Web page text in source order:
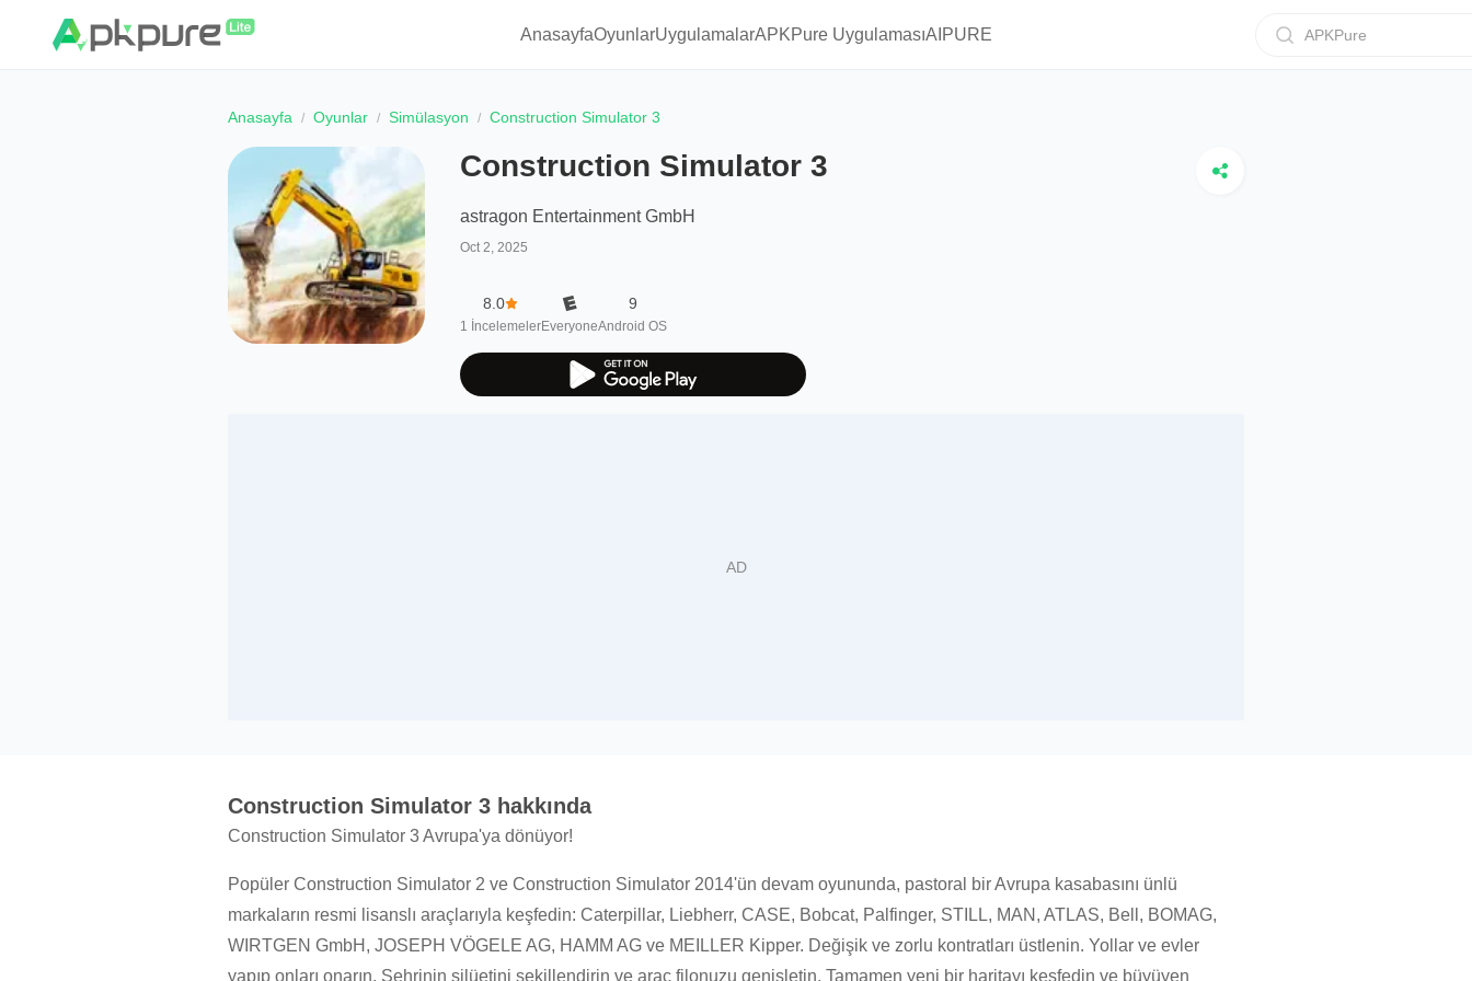
AnasayfaOyunlarUygulamalarAPKPure UygulamasıAIPURE APKPure
Anasayfa Oyunlar Simülasyon Construction Simulator 3
Construction Simulator 3
astragon Entertainment GmbH
Oct 2, 2025
8.0
1 İncelemelerEveryone
9
Android OS
Construction Simulator 3 hakkında
Construction Simulator 3 Avrupa'ya dönüyor!
Popüler Construction Simulator 2 ve Construction Simulator 2014'ün devam oyununda, pastoral bir Avrupa kasabasını ünlü
markaların resmi lisanslı araçlarıyla keşfedin: Caterpillar, Liebherr, CASE, Bobcat, Palfinger, STILL, MAN, ATLAS, Bell, BOMAG,
WIRTGEN GmbH, JOSEPH VÖGELE AG, HAMM AG ve MEILLER Kipper. Değişik ve zorlu kontratları üstlenin. Yollar ve evler
yapıp onları onarın. Şehrinin silüetini şekillendirin ve araç filonuzu genişletin. Tamamen yeni bir haritayı keşfedin ve büyüyen